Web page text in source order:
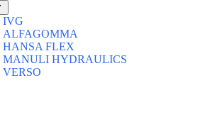
IVG
ALFAGOMMA
HANSA FLEX
MANULI HYDRAULICS
VERSO